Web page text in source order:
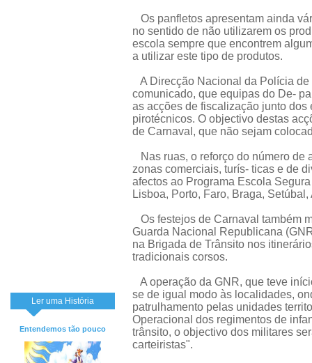
Ler uma História
Entendemos tão pouco
Os panfletos apresentam ainda
no sentido de não utilizarem os
escola sempre que encontrem
a utilizar este tipo de produtos.
A Direcção Nacional da Polícia
comunicado, que equipas do De-
as acções de fiscalização junto
pirotécnicos. O objectivo destas
de Carnaval, que não sejam
Nas ruas, o reforço do número de
zonas comerciais, turís- ticas e de
afectos ao Programa Escola
Lisboa, Porto, Faro, Braga,
Os festejos de Carnaval também
Guarda Nacional Republicana
na Brigada de Trânsito nos
tradicionais corsos.
A operação da GNR, que teve
se de igual modo às localidades,
patrulhamento pelas unidades
Operacional dos regimentos de
trânsito, o objectivo dos militares
carteiristas".